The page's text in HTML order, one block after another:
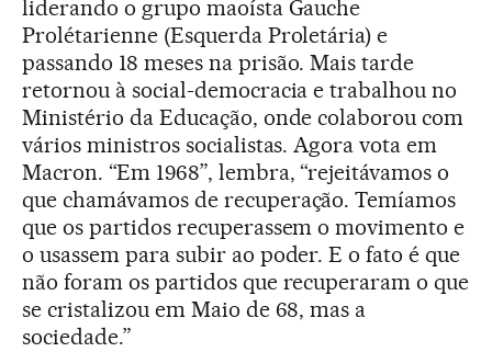
liderando o grupo maoísta Gauche
Prolétarienne (Esquerda Proletária) e
passando 18 meses na prisão. Mais tarde
retornou à social-democracia e trabalhou no
Ministério da Educação, onde colaborou com
vários ministros socialistas. Agora vota em
Macron. “Em 1968”, lembra, “rejeitávamos o
que chamávamos de recuperação. Temíamos
que os partidos recuperassem o movimento e
o usassem para subir ao poder. E o fato é que
não foram os partidos que recuperaram o que
se cristalizou em Maio de 68, mas a
sociedade.”